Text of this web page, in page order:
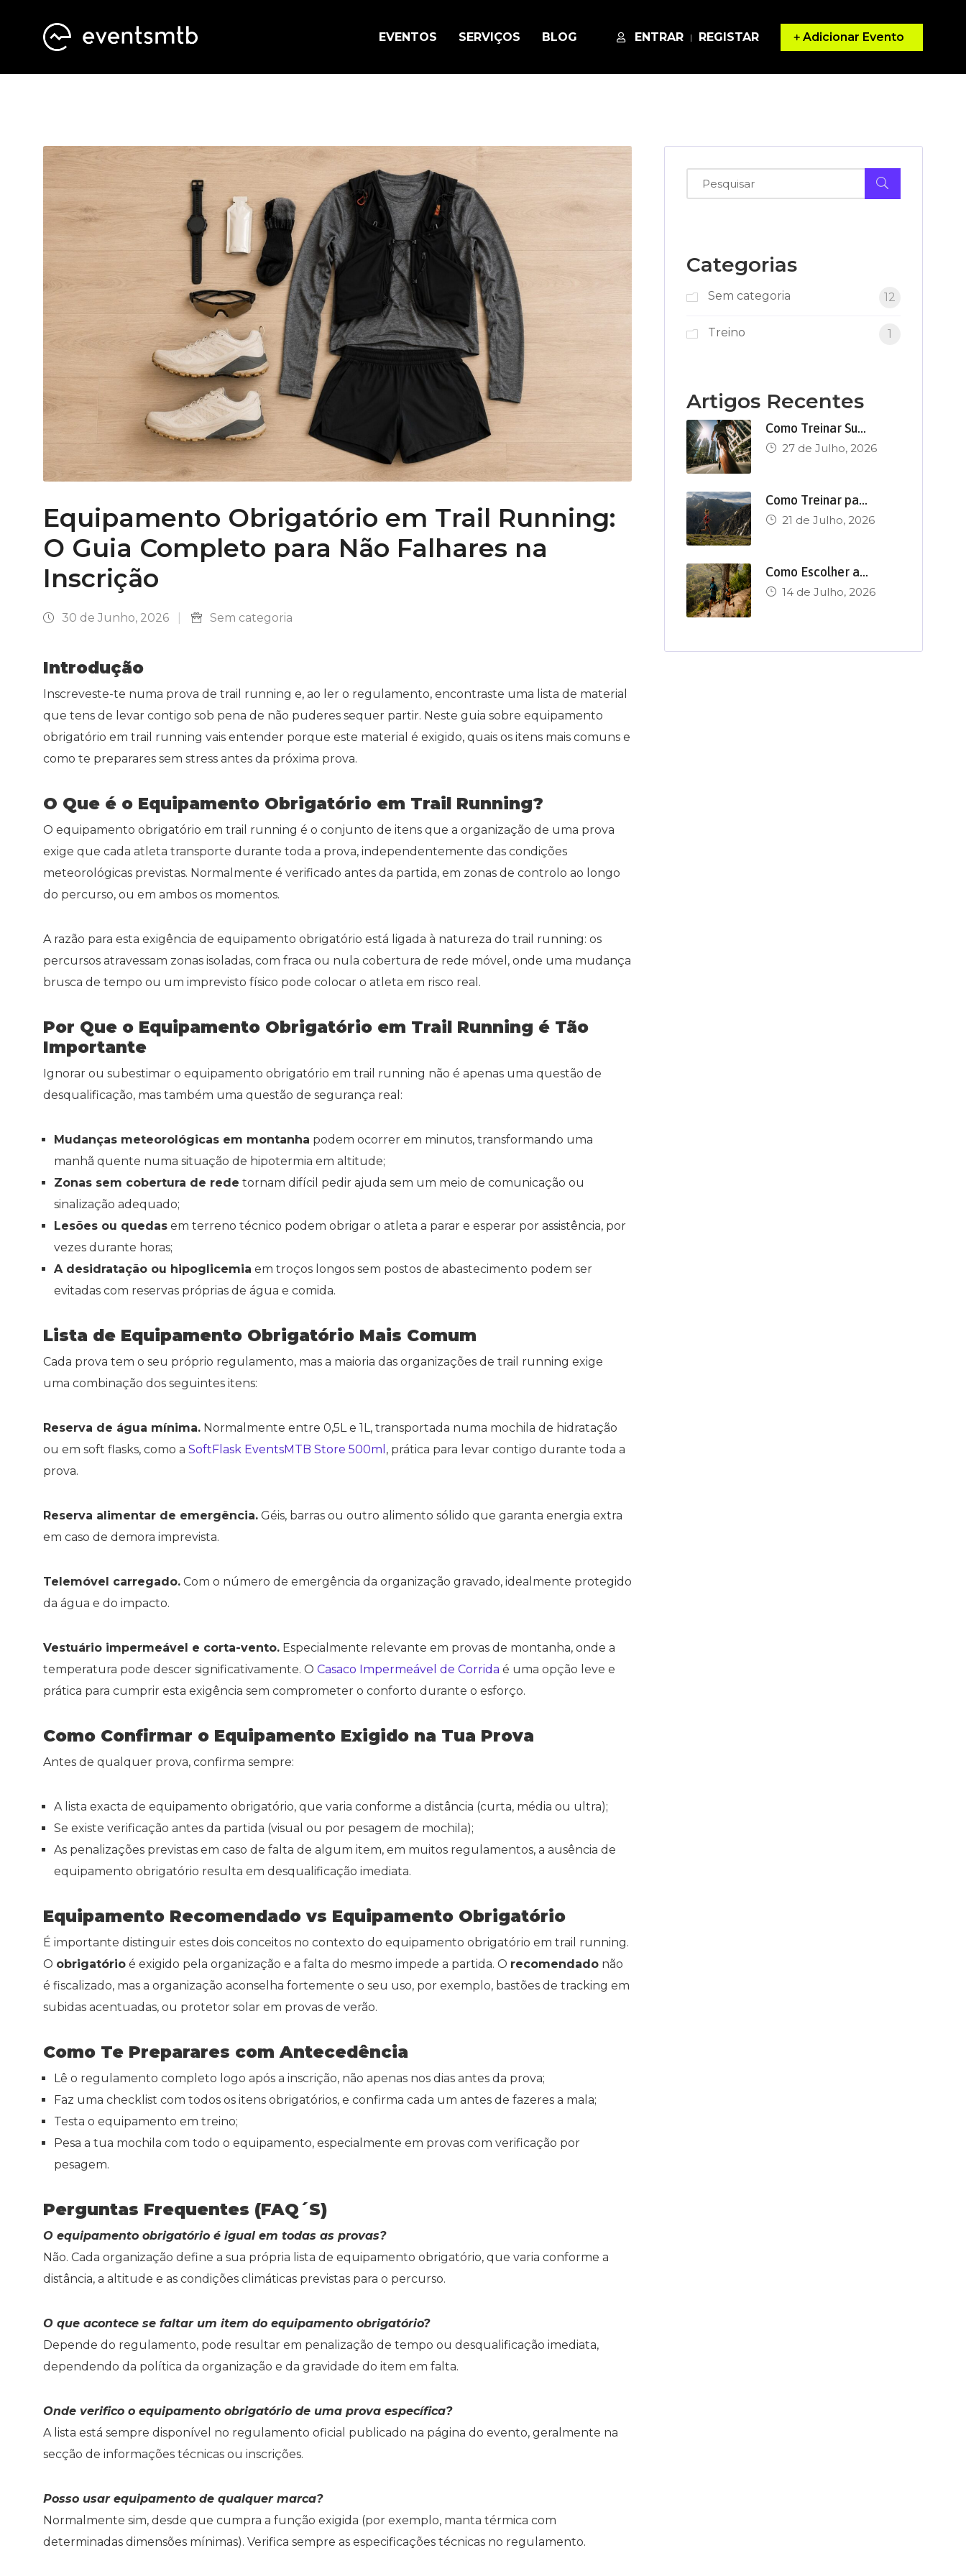
EVENTOS SERVIÇOS BLOG ENTRAR | REGISTAR Adicionar Evento
Equipamento Obrigatório em Trail Running:
O Guia Completo para Não Falhares na
Inscrição
30 de Junho, 2026 Sem categoria
Introdução
Inscreveste-te numa prova de trail running e, ao ler o regulamento, encontraste uma lista de material
que tens de levar contigo sob pena de não puderes sequer partir. Neste guia sobre equipamento
obrigatório em trail running vais entender porque este material é exigido, quais os itens mais comuns e
como te preparares sem stress antes da próxima prova.
O Que é o Equipamento Obrigatório em Trail Running?
O equipamento obrigatório em trail running é o conjunto de itens que a organização de uma prova
exige que cada atleta transporte durante toda a prova, independentemente das condições
meteorológicas previstas. Normalmente é verificado antes da partida, em zonas de controlo ao longo
do percurso, ou em ambos os momentos.
A razão para esta exigência de equipamento obrigatório está ligada à natureza do trail running: os
percursos atravessam zonas isoladas, com fraca ou nula cobertura de rede móvel, onde uma mudança
brusca de tempo ou um imprevisto físico pode colocar o atleta em risco real.
Por Que o Equipamento Obrigatório em Trail Running é Tão
Importante
Ignorar ou subestimar o equipamento obrigatório em trail running não é apenas uma questão de
desqualificação, mas também uma questão de segurança real:
Mudanças meteorológicas em montanha podem ocorrer em minutos, transformando uma
manhã quente numa situação de hipotermia em altitude;
Zonas sem cobertura de rede tornam difícil pedir ajuda sem um meio de comunicação ou
sinalização adequado;
Lesões ou quedas em terreno técnico podem obrigar o atleta a parar e esperar por assistência, por
vezes durante horas;
A desidratação ou hipoglicemia em troços longos sem postos de abastecimento podem ser
evitadas com reservas próprias de água e comida.
Lista de Equipamento Obrigatório Mais Comum
Cada prova tem o seu próprio regulamento, mas a maioria das organizações de trail running exige
uma combinação dos seguintes itens:
Reserva de água mínima. Normalmente entre 0,5L e 1L, transportada numa mochila de hidratação
ou em soft flasks, como a SoftFlask EventsMTB Store 500ml , prática para levar contigo durante toda a
prova.
Reserva alimentar de emergência. Géis, barras ou outro alimento sólido que garanta energia extra
em caso de demora imprevista.
Telemóvel carregado. Com o número de emergência da organização gravado, idealmente protegido
da água e do impacto.
Vestuário impermeável e corta-vento. Especialmente relevante em provas de montanha, onde a
temperatura pode descer significativamente. O Casaco Impermeável de Corrida é uma opção leve e
prática para cumprir esta exigência sem comprometer o conforto durante o esforço.
Como Confirmar o Equipamento Exigido na Tua Prova
Antes de qualquer prova, confirma sempre:
A lista exacta de equipamento obrigatório, que varia conforme a distância (curta, média ou ultra);
Se existe verificação antes da partida (visual ou por pesagem de mochila);
As penalizações previstas em caso de falta de algum item, em muitos regulamentos, a ausência de
equipamento obrigatório resulta em desqualificação imediata.
Equipamento Recomendado vs Equipamento Obrigatório
É importante distinguir estes dois conceitos no contexto do equipamento obrigatório em trail running.
O obrigatório é exigido pela organização e a falta do mesmo impede a partida. O recomendado não
é fiscalizado, mas a organização aconselha fortemente o seu uso, por exemplo, bastões de tracking em
subidas acentuadas, ou protetor solar em provas de verão.
Como Te Preparares com Antecedência
Lê o regulamento completo logo após a inscrição, não apenas nos dias antes da prova;
Faz uma checklist com todos os itens obrigatórios, e confirma cada um antes de fazeres a mala;
Testa o equipamento em treino;
Pesa a tua mochila com todo o equipamento, especialmente em provas com verificação por
pesagem.
Perguntas Frequentes (FAQ´S)
O equipamento obrigatório é igual em todas as provas?
Não. Cada organização define a sua própria lista de equipamento obrigatório, que varia conforme a
distância, a altitude e as condições climáticas previstas para o percurso.
O que acontece se faltar um item do equipamento obrigatório?
Depende do regulamento, pode resultar em penalização de tempo ou desqualificação imediata,
dependendo da política da organização e da gravidade do item em falta.
Onde verifico o equipamento obrigatório de uma prova específica?
A lista está sempre disponível no regulamento oficial publicado na página do evento, geralmente na
secção de informações técnicas ou inscrições.
Posso usar equipamento de qualquer marca?
Normalmente sim, desde que cumpra a função exigida (por exemplo, manta térmica com
determinadas dimensões mínimas). Verifica sempre as especificações técnicas no regulamento.
Categorias
Sem categoria 12
Treino 1
Artigos Recentes
Como Treinar Su…
27 de Julho, 2026
Como Treinar pa…
21 de Julho, 2026
Como Escolher a…
14 de Julho, 2026